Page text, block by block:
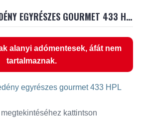
ELLECI - TÁROLÓ EDÉNY EGYRÉSZES GOURMET 433 HPL KERETTEL - ARANY
alanyi adómentesek, áfát nem
tartalmaznak.
kattintson